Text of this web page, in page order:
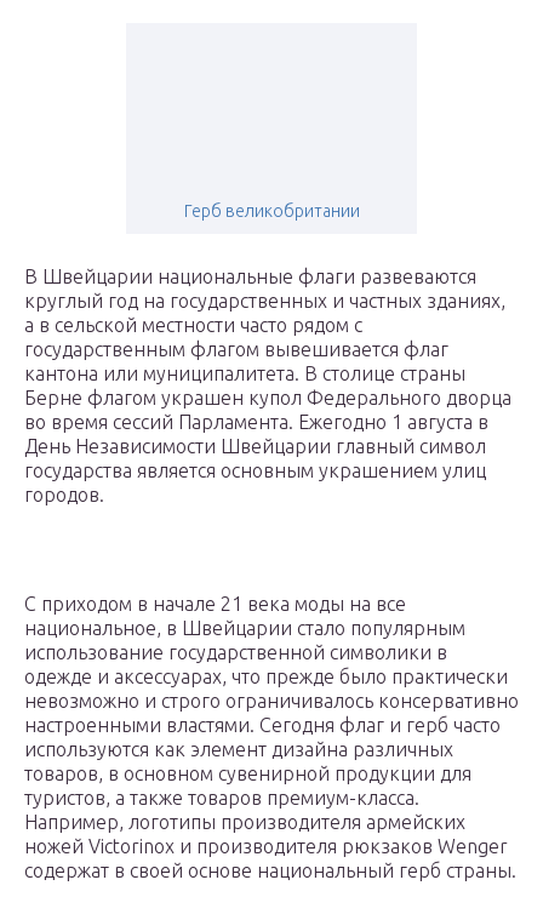
Герб великобритании
В Швейцарии национальные флаги развеваются
круглый год на государственных и частных зданиях,
а в сельской местности часто рядом с
государственным флагом вывешивается флаг
кантона или муниципалитета. В столице страны
Берне флагом украшен купол Федерального дворца
во время сессий Парламента. Ежегодно 1 августа в
День Независимости Швейцарии главный символ
государства является основным украшением улиц
городов.
С приходом в начале 21 века моды на все
национальное, в Швейцарии стало популярным
использование государственной символики в
одежде и аксессуарах, что прежде было практически
невозможно и строго ограничивалось консервативно
настроенными властями. Сегодня флаг и герб часто
используются как элемент дизайна различных
товаров, в основном сувенирной продукции для
туристов, а также товаров премиум-класса.
Например, логотипы производителя армейских
ножей Victorinox и производителя рюкзаков Wenger
содержат в своей основе национальный герб страны.